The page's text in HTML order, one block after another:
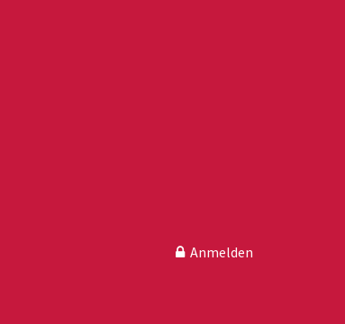
Anmelden